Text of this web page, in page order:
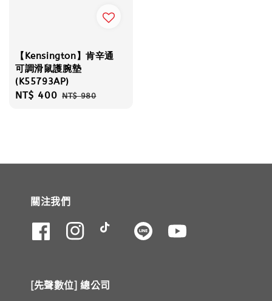
【Kensington】肯辛通
可調滑鼠護腕墊
(K55793AP)
Sale
NT$ 400 Regular
NT$ 980
關注我們
[先聲數位] 總公司